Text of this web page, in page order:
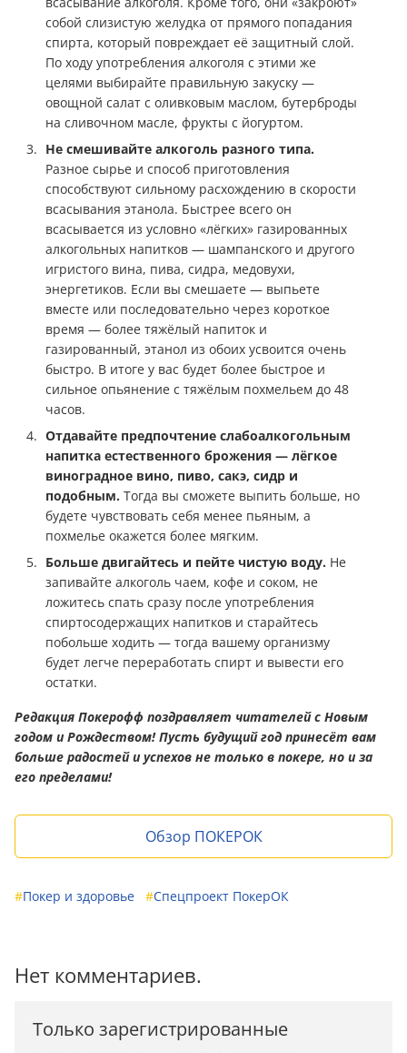
собой слизистую желудка от прямого попадания
спирта, который повреждает её защитный слой.
По ходу употребления алкоголя с этими же
целями выбирайте правильную закуску —
овощной салат с оливковым маслом, бутерброды
на сливочном масле, фрукты с йогуртом.
Не смешивайте алкоголь разного типа.
Разное сырье и способ приготовления
способствуют сильному расхождению в скорости
всасывания этанола. Быстрее всего он
всасывается из условно «лёгких» газированных
алкогольных напитков — шампанского и другого
игристого вина, пива, сидра, медовухи,
энергетиков. Если вы смешаете — выпьете
вместе или последовательно через короткое
время — более тяжёлый напиток и
газированный, этанол из обоих усвоится очень
быстро. В итоге у вас будет более быстрое и
сильное опьянение с тяжёлым похмельем до 48
часов.
Отдавайте предпочтение слабоалкогольным
напитка естественного брожения — лёгкое
виноградное вино, пиво, сакэ, сидр и
подобным. Тогда вы сможете выпить больше, но
будете чувствовать себя менее пьяным, а
похмелье окажется более мягким.
Больше двигайтесь и пейте чистую воду. Не
запивайте алкоголь чаем, кофе и соком, не
ложитесь спать сразу после употребления
спиртосодержащих напитков и старайтесь
побольше ходить — тогда вашему организму
будет легче переработать спирт и вывести его
остатки.
Редакция Покерофф поздравляет читателей с Новым
годом и Рождеством! Пусть будущий год принесёт вам
больше радостей и успехов не только в покере, но и за
его пределами!
Обзор ПОКЕРОК
#Покер и здоровье #Спецпроект ПокерОК
Нет комментариев.
Только зарегистрированные